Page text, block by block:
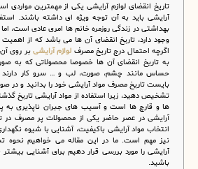
تاریخ انقضای لوازم آرایشی یکی از مهمترین
آرایشی باید به آن توجه ویژه ای داشته باشند.
بهداشتی در زندگی روزمره خانم ها امری عادی است،
وجود دارد، تاریخ انقضای آن ها می باشد که از اهمیت
اگرچه احتمال درج تاریخ مصرف لوازم آرایشی بر روی
به تاریخ انقضای آن ها خصوصا محصولاتی که به
حساس مانند چشم، صورت، لب و … سرو کار
بایست تاریخ مصرف مواد آرایشی خود را بدانید و در
تشخیص دهید، زیرا استفاده از مواد آرایشی تاریخ
ها و قارچ ها است و آسیب های جبران ناپذیری به
آرایشی در عصر حاضر یکی از محصولات پر مصرف در
انتخاب مواد آرایشی باکیفیت، آشنایی با شیوه
نیز مهم است. ما در این مقاله می خواهیم نحوه
آرایشی را مورد بررسی قرار دهیم برای آشنایی
باشید.